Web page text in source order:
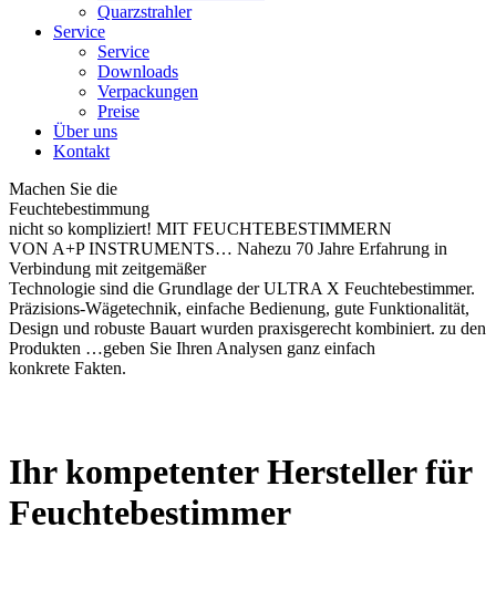
Quarzstrahler
Service
Service
Downloads
Verpackungen
Preise
Über uns
Kontakt
Machen Sie die
Feuchtebestimmung
nicht so kompliziert! MIT FEUCHTEBESTIMMERN
VON A+P INSTRUMENTS… Nahezu 70 Jahre Erfahrung in
Verbindung mit zeitgemäßer
Technologie sind die Grundlage der ULTRA X Feuchtebestimmer.
Präzisions-Wägetechnik, einfache Bedienung, gute Funktionalität,
Design und robuste Bauart wurden praxisgerecht kombiniert. zu den
Produkten …geben Sie Ihren Analysen ganz einfach
konkrete Fakten.
Ihr kompetenter Hersteller für
Feuchtebestimmer